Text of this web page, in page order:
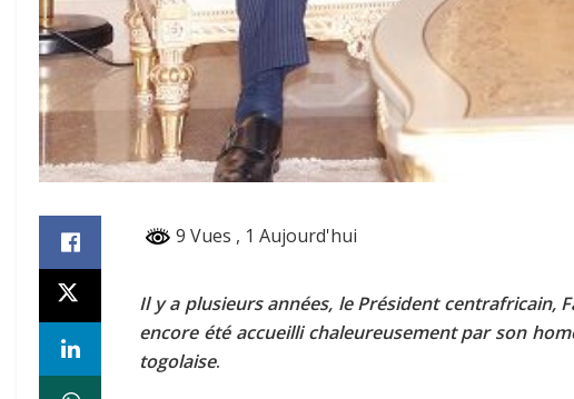
9 Vues , 1 Aujourd'hui
Il y a plusieurs années, le Président centrafricain,
encore été accueilli chaleureusement par son
togolaise.